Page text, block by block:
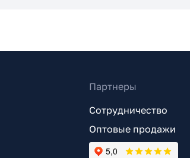
Партнеры
Сотрудничество
Оптовые продажи